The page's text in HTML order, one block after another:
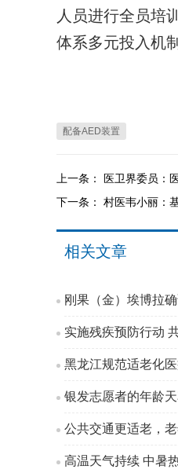
人员进行全员培
体系多元投入机
配备AED装置
上一条：
医卫界委员：
下一条： 村医韦小丽：
相关文章
刚果（金）埃博拉
实施残疾预防行动
黑龙江规范适老化
银发志愿者的年龄
公共交通更适老，
高温天气持续 中暑